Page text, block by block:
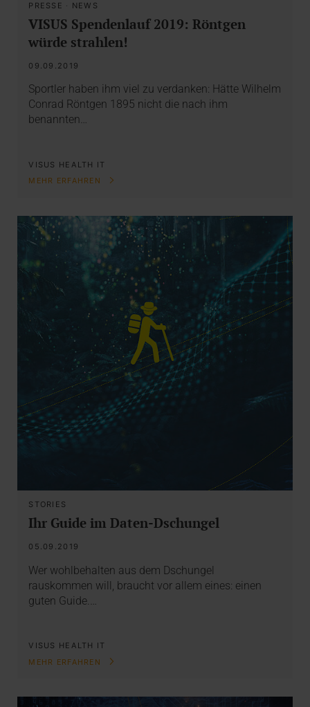
PRESSE · NEWS
VISUS Spendenlauf 2019: Röntgen
würde strahlen!
09.09.2019
Sportler haben ihm viel zu verdanken: Hätte Wilhelm
Conrad Röntgen 1895 nicht die nach ihm
benannten…
VISUS HEALTH IT
MEHR ERFAHREN
STORIES
Ihr Guide im Daten-Dschungel
05.09.2019
Wer wohlbehalten aus dem Dschungel
rauskommen will, braucht vor allem eines: einen
guten Guide.…
VISUS HEALTH IT
MEHR ERFAHREN